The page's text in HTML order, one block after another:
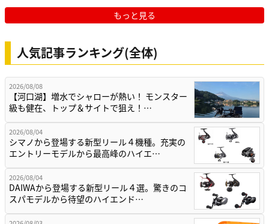
もっと見る
人気記事ランキング(全体)
2026/08/08
【河口湖】増水でシャローが熱い！ モンスター
級も健在、トップ＆サイトで狙え！…
2026/08/04
シマノから登場する新型リール４機種。充実の
エントリーモデルから最高峰のハイエ…
2026/08/04
DAIWAから登場する新型リール４選。驚きのコ
スパモデルから待望のハイエンド…